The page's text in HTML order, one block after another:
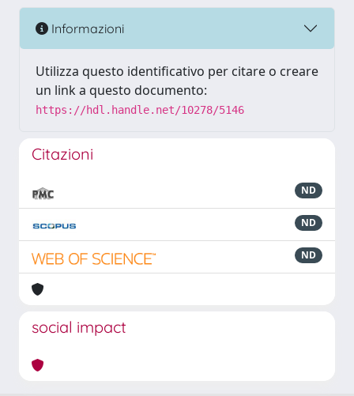
Informazioni
Utilizza questo identificativo per citare o creare
un link a questo documento:
https://hdl.handle.net/10278/5146
Citazioni
ND
ND
ND
social impact